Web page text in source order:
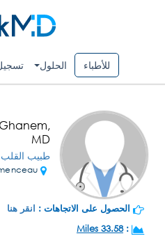
للأطباء الحلول
MD
طبيب القلب
الحصول على الاتجاهات : انقر هنا
:
33.58 Miles